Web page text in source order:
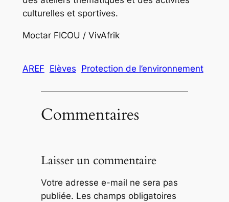
culturelles et sportives.
Moctar FICOU / VivAfrik
AREF Elèves Protection de l’environnement
Commentaires
Laisser un commentaire
Votre adresse e-mail ne sera pas
publiée. Les champs obligatoires